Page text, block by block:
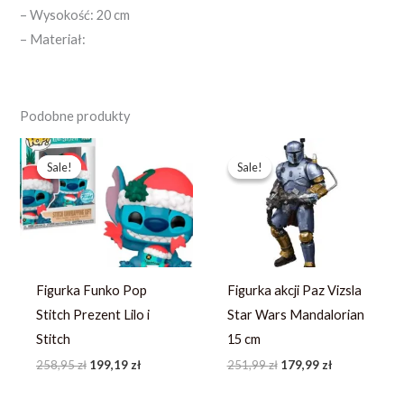
– Wysokość: 20 cm
– Materiał:
Podobne produkty
Sale!
Sale!
Figurka Funko Pop
Stitch Prezent Lilo i
Stitch
258,95zł
Pierwotna
wynosiła:
258,95 zł.
199,19zł
wynosi:
199,19 zł.
Sale!
Sale!
Figurka akcji Paz Vizsla
Star Wars Mandalorian
15 cm
251,99zł
Pierwotna
cena
wynosiła:
251,99 zł.
179,99zł
wynosi:
179,99 zł.